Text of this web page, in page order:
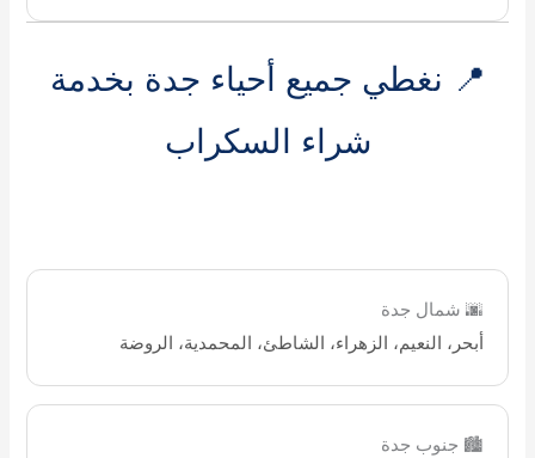
📍 نغطي جميع أحياء جدة بخدمة
شراء السكراب
🌆 شمال جدة
أبحر، النعيم، الزهراء، الشاطئ، المحمدية، الروضة
🏙️ جنوب جدة